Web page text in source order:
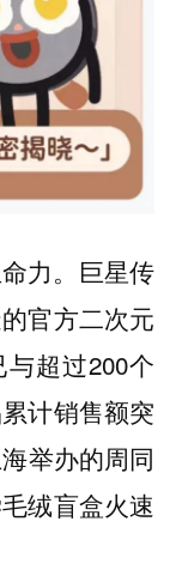
力。巨星传
官方二次元
超过200个
计销售额突
举办的周同
绒盲盒火速